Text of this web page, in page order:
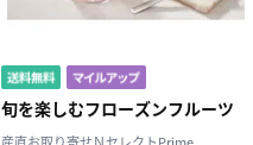
23 24 25
26
旬を楽しむフローズンフルーツ